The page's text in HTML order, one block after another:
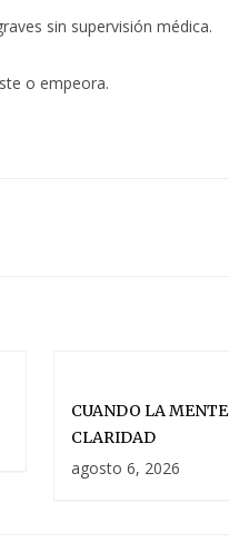
sin supervisión médica.
o empeora.
CUANDO LA
CLARIDAD
agosto 6, 2026